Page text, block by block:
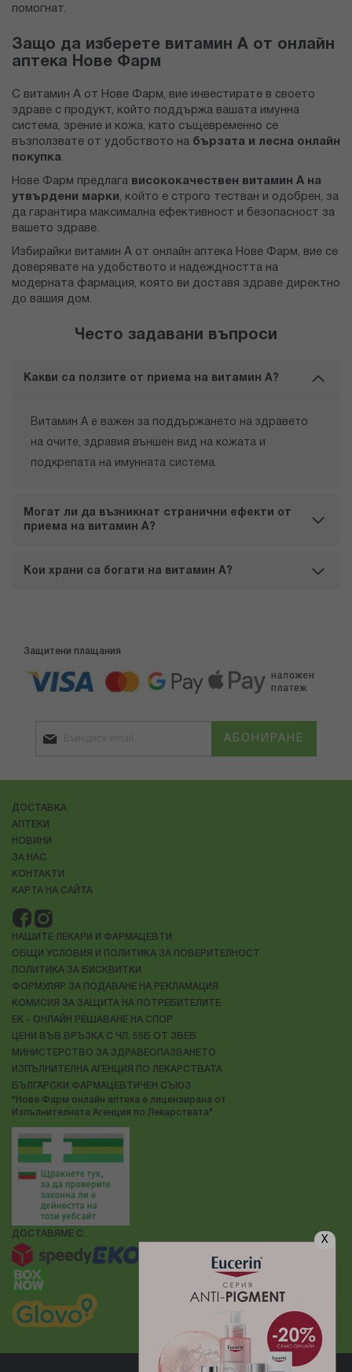
X
помогнат.
Защо да изберете витамин А от онлайн
аптека Нове Фарм
С витамин А от Нове Фарм, вие инвестирате в своето
здраве с продукт, който поддържа вашата имунна
система, зрение и кожа, като същевременно се
възползвате от удобството на бързата и лесна онлайн
покупка.
Нове Фарм предлага висококачествен витамин А на
утвърдени марки, който е строго тестван и одобрен, за
да гарантира максимална ефективност и безопасност за
вашето здраве.
Избирайки витамин А от онлайн аптека Нове Фарм, вие се
доверявате на удобството и надеждността на
модерната фармация, която ви доставя здраве директно
до вашия дом.
Често задавани въпроси
Какви са ползите от приема на витамин А?
Витамин А е важен за поддържането на здравето
на очите, здравия външен вид на кожата и
подкрепата на имунната система.
Могат ли да възникнат странични ефекти от
приема на витамин А?
Кои храни са богати на витамин А?
Защитени плащания
АБОНИРАНЕ
ДОСТАВКА
АПТЕКИ
НОВИНИ
ЗА НАС
КОНТАКТИ
КАРТА НА САЙТА
НАШИТЕ ЛЕКАРИ И ФАРМАЦЕВТИ
ОБЩИ УСЛОВИЯ И ПОЛИТИКА ЗА ПОВЕРИТЕЛНОСТ
ПОЛИТИКА ЗА БИСКВИТКИ
ФОРМУЛЯР ЗА ПОДАВАНЕ НА РЕКЛАМАЦИЯ
КОМИСИЯ ЗА ЗАЩИТА НА ПОТРЕБИТЕЛИТЕ
ЕК - ОНЛАЙН РЕШАВАНЕ НА СПОР
ЦЕНИ ВЪВ ВРЪЗКА С ЧЛ. 55Б ОТ ЗВЕБ
МИНИСТЕРСТВО ЗА ЗДРАВЕОПАЗВАНЕТО
ИЗПЪЛНИТЕЛНА АГЕНЦИЯ ПО ЛЕКАРСТВАТА
БЪЛГАРСКИ ФАРМАЦЕВТИЧЕН СЪЮЗ
"Нове Фарм онлайн аптека е лицензирана от
Изпълнителната Агенция по Лекарствата"
ДОСТАВЯМЕ С: